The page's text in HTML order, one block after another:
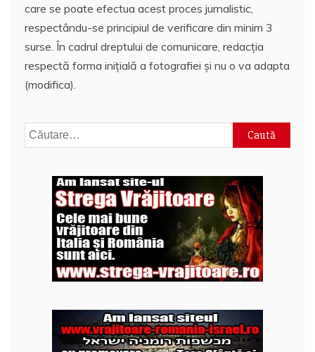
care se poate efectua acest proces jurnalistic,
respectându-se principiul de verificare din minim 3
surse. În cadrul dreptului de comunicare, redacția
respectă forma inițială a fotografiei și nu o va adapta
(modifica).
Caută
după: